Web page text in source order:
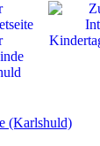
(Karlshuld)